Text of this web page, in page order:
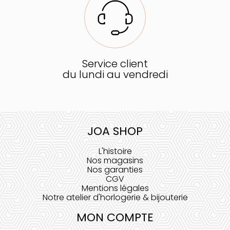
Service client
du lundi au vendredi
JOA SHOP
L'histoire
Nos magasins
Nos garanties
CGV
Mentions légales
Notre atelier d'horlogerie & bijouterie
MON COMPTE